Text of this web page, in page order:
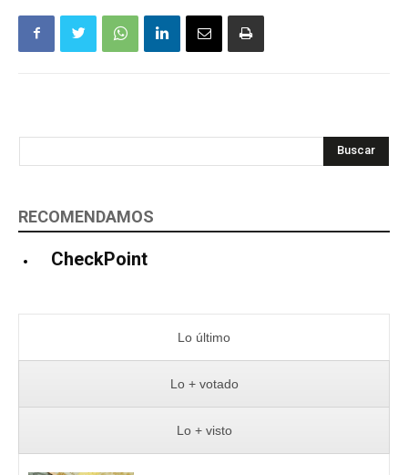
Buscar
RECOMENDAMOS
CheckPoint
Lo último
Lo + votado
Lo + visto